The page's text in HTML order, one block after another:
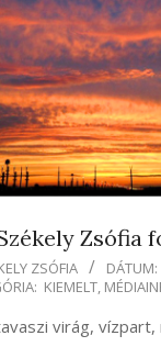
Zsófia
ZSÓFIA DÁTUM:
KIEMELT,
virág, vízpart,